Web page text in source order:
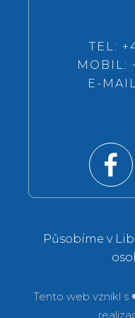
TEL:
MOBIL:
E-
Působíme v
Tento web vznikl